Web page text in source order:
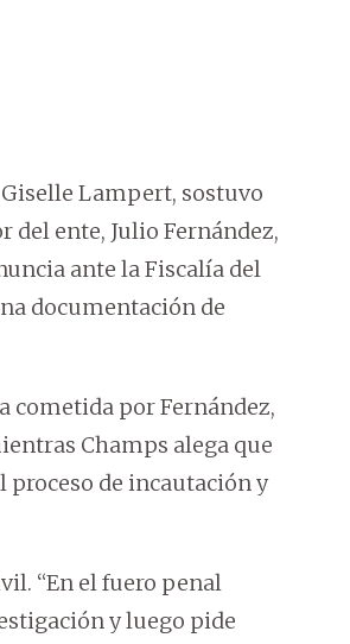
Lampert, sostuvo
del ente, Julio Fernández,
ante la Fiscalía del
documentación de
cometida por Fernández,
Champs alega que
proceso de incautación y
“En el fuero penal
y luego pide